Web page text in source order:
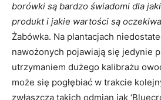
borówki są bardzo świadomi dla
produkt i jakie wartości są
Żabówka. Na plantacjach
nawożonych pojawiają się jedynie
utrzymaniem dużego kalibrażu
może się pogłębiać w trakcie
zwłaszcza takich odmian jak